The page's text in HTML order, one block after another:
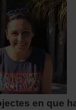
en que